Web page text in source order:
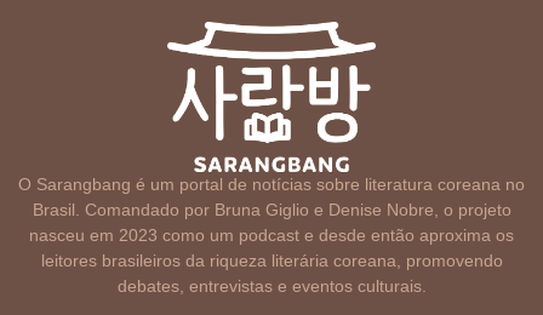
O Sarangbang é um portal de notícias sobre literatura coreana no
Brasil. Comandado por Bruna Giglio e Denise Nobre, o projeto
nasceu em 2023 como um podcast e desde então aproxima os
leitores brasileiros da riqueza literária coreana, promovendo
debates, entrevistas e eventos culturais.